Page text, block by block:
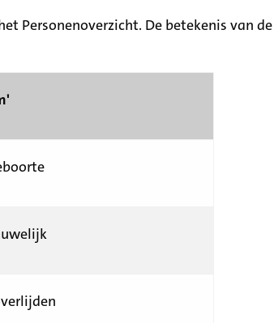
Personenoverzicht. De betekenis van